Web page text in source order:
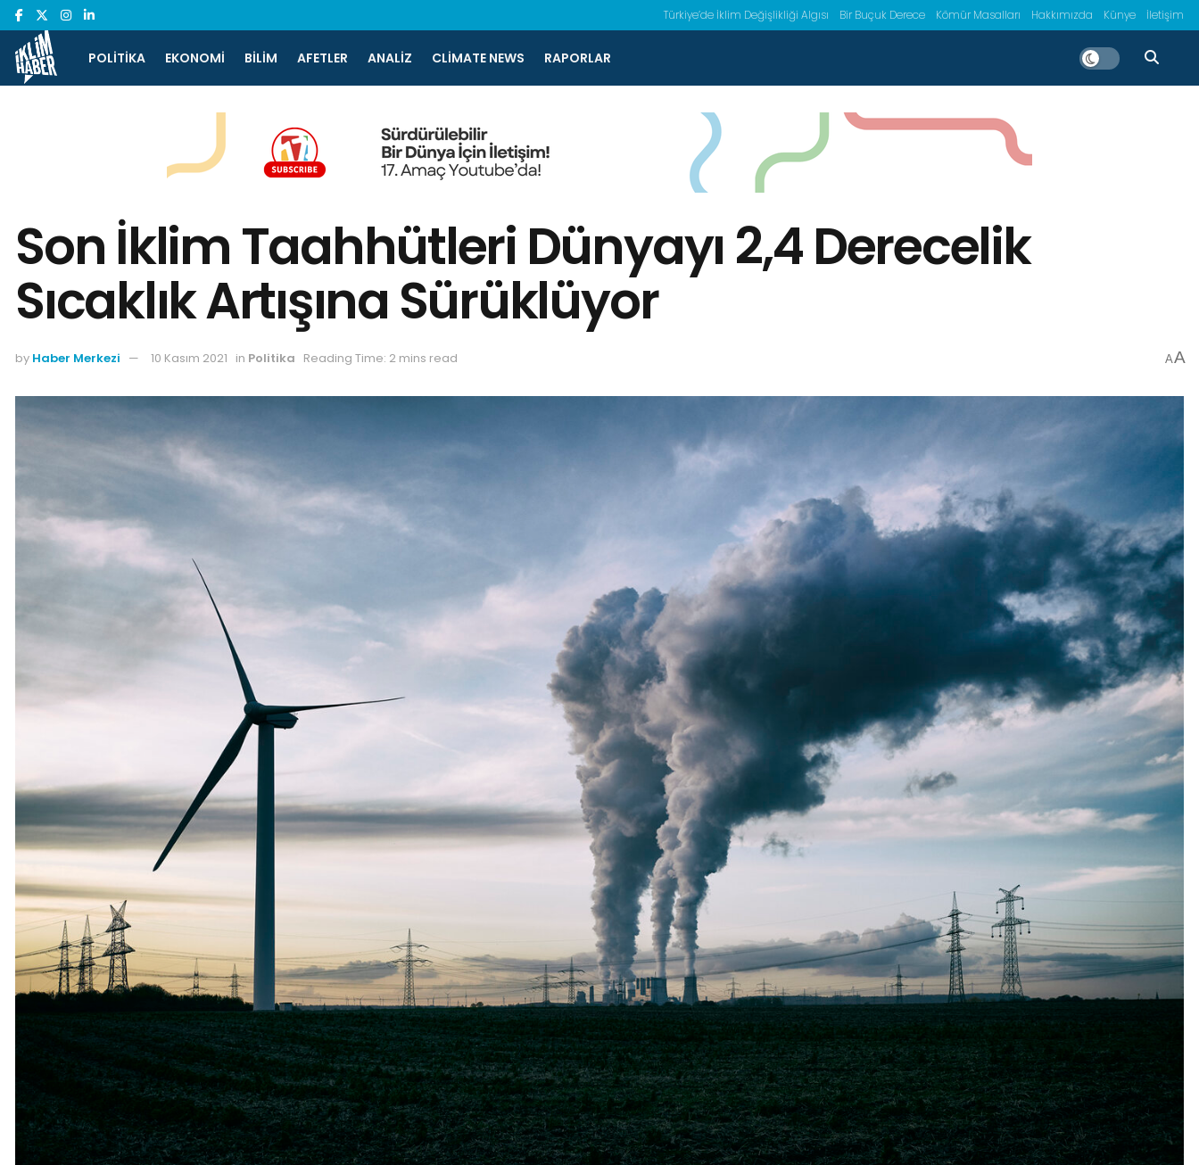
Türkiye’de İklim Değişlikliği Algısı Bir Buçuk Derece Kömür Masalları Hakkımızda Künye İletişim
POLITIKA EKONOMI BILIM AFETLER ANALIZ CLIMATE NEWS RAPORLAR
Son İklim Taahhütleri Dünyayı 2,4 Derecelik
Sıcaklık Artışına Sürüklüyor
by Haber Merkezi 10 Kasım 2021 in Politika Reading Time: 2 mins read AA